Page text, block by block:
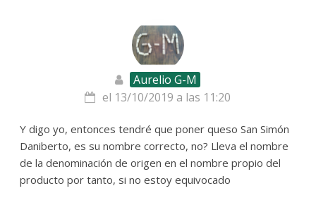
Aurelio G-M
el 13/10/2019 a las 11:20
Y digo yo, entonces tendré que poner queso San Simón
Daniberto, es su nombre correcto, no? Lleva el nombre
de la denominación de origen en el nombre propio del
producto por tanto, si no estoy equivocado